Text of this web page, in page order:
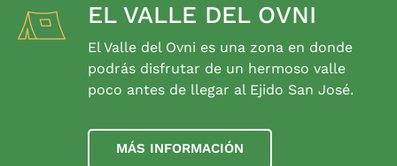
EL VALLE DEL OVNI
El Valle del Ovni es una zona en donde
podrás disfrutar de un hermoso valle
poco antes de llegar al Ejido San José.
MÁS INFORMACIÓN